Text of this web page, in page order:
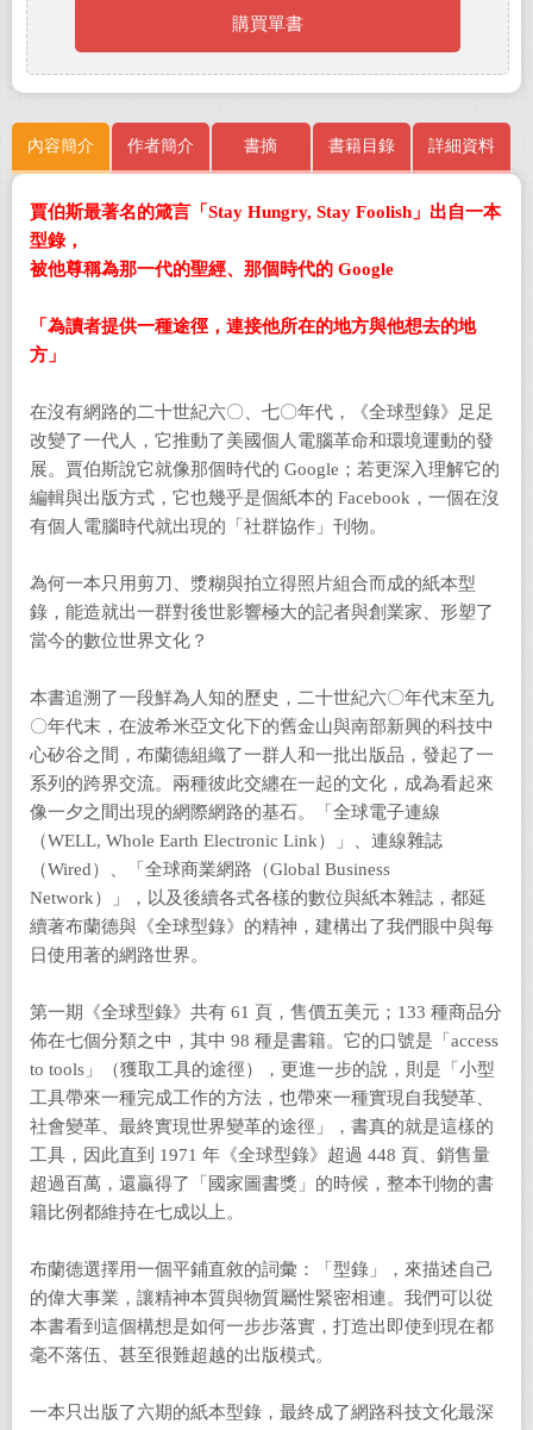
購買單書
內容簡介 作者簡介 書摘 書籍目錄 詳細資料
賈伯斯最著名的箴言「Stay Hungry, Stay Foolish」出自一本
型錄，
被他尊稱為那一代的聖經、那個時代的 Google
「為讀者提供一種途徑，連接他所在的地方與他想去的地
方」
在沒有網路的二十世紀六〇、七〇年代，《全球型錄》足足
改變了一代人，它推動了美國個人電腦革命和環境運動的發
展。賈伯斯說它就像那個時代的 Google；若更深入理解它的
編輯與出版方式，它也幾乎是個紙本的 Facebook，一個在沒
有個人電腦時代就出現的「社群協作」刊物。
為何一本只用剪刀、漿糊與拍立得照片組合而成的紙本型
錄，能造就出一群對後世影響極大的記者與創業家、形塑了
當今的數位世界文化？
本書追溯了一段鮮為人知的歷史，二十世紀六〇年代末至九
〇年代末，在波希米亞文化下的舊金山與南部新興的科技中
心矽谷之間，布蘭德組織了一群人和一批出版品，發起了一
系列的跨界交流。兩種彼此交纏在一起的文化，成為看起來
像一夕之間出現的網際網路的基石。「全球電子連線
（WELL, Whole Earth Electronic Link）」、連線雜誌
（Wired）、「全球商業網路（Global Business
Network）」，以及後續各式各樣的數位與紙本雜誌，都延
續著布蘭德與《全球型錄》的精神，建構出了我們眼中與每
日使用著的網路世界。
第一期《全球型錄》共有 61 頁，售價五美元；133 種商品分
佈在七個分類之中，其中 98 種是書籍。它的口號是「access
to tools」（獲取工具的途徑），更進一步的說，則是「小型
工具帶來一種完成工作的方法，也帶來一種實現自我變革、
社會變革、最終實現世界變革的途徑」，書真的就是這樣的
工具，因此直到 1971 年《全球型錄》超過 448 頁、銷售量
超過百萬，還贏得了「國家圖書獎」的時候，整本刊物的書
籍比例都維持在七成以上。
布蘭德選擇用一個平鋪直敘的詞彙：「型錄」，來描述自己
的偉大事業，讓精神本質與物質屬性緊密相連。我們可以從
本書看到這個構想是如何一步步落實，打造出即使到現在都
毫不落伍、甚至很難超越的出版模式。
一本只出版了六期的紙本型錄，最終成了網路科技文化最深